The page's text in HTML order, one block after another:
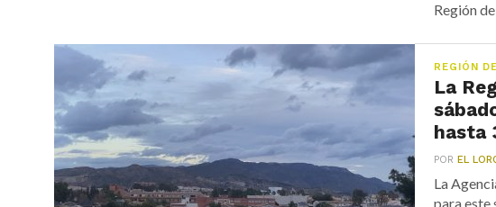
Región
REGIÓN
La
hasta
POREL
La
para este